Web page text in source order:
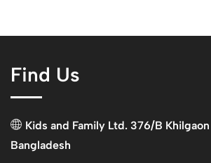
Find Us
Kids and Family Ltd. 376/B
Bangladesh